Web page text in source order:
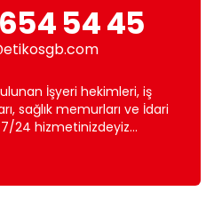
54 45
İşyeri hekimleri, iş
sağlık memurları ve İdari
24 hizmetinizdeyiz...